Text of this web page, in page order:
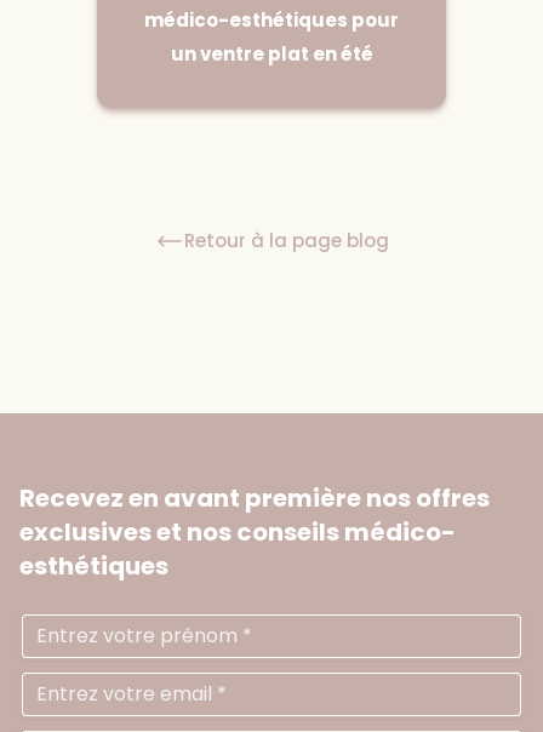
médico-esthétiques pour
un ventre plat en été
Retour à la page blog
Recevez en avant première nos offres
exclusiveset nos conseils médico-
esthétiques
Prénom